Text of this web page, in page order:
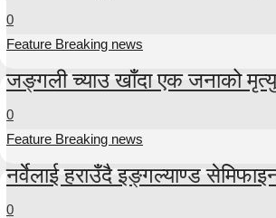
0
Feature Breaking news
जङ्गली च्याउ खाँदा एक जनाको मृत्यु
0
Feature Breaking news
नर्वेलाई हराउँदै इङ्गल्याण्ड
0